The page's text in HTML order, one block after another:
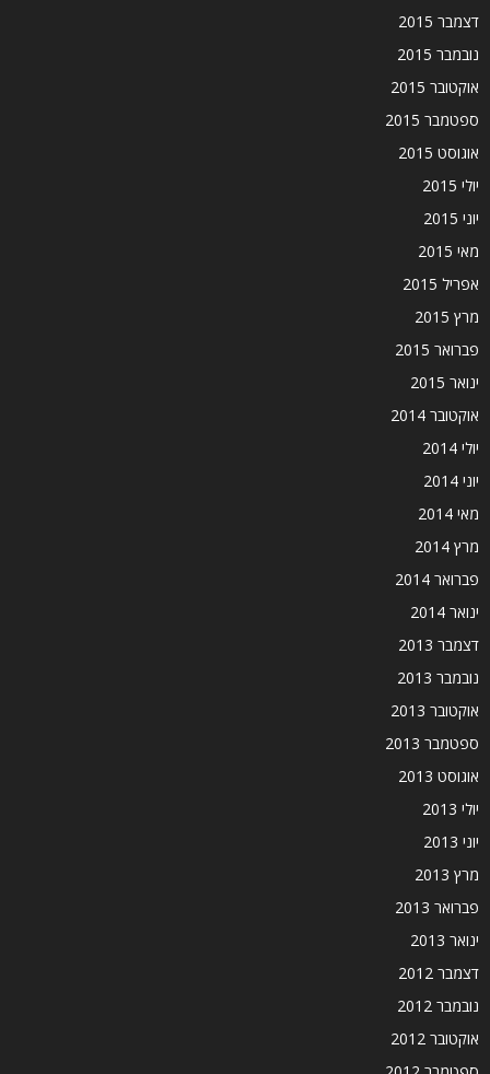
דצמבר 2015
נובמבר 2015
אוקטובר 2015
ספטמבר 2015
אוגוסט 2015
יולי 2015
יוני 2015
מאי 2015
אפריל 2015
מרץ 2015
פברואר 2015
ינואר 2015
אוקטובר 2014
יולי 2014
יוני 2014
מאי 2014
מרץ 2014
פברואר 2014
ינואר 2014
דצמבר 2013
נובמבר 2013
אוקטובר 2013
ספטמבר 2013
אוגוסט 2013
יולי 2013
יוני 2013
מרץ 2013
פברואר 2013
ינואר 2013
דצמבר 2012
נובמבר 2012
אוקטובר 2012